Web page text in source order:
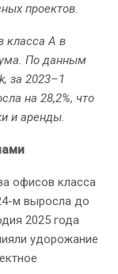
проектов.
класса А в
По данным
за 2023–1
на 28,2%, что
и аренды.
офисов класса
м выросла до
2025 года
удорожание